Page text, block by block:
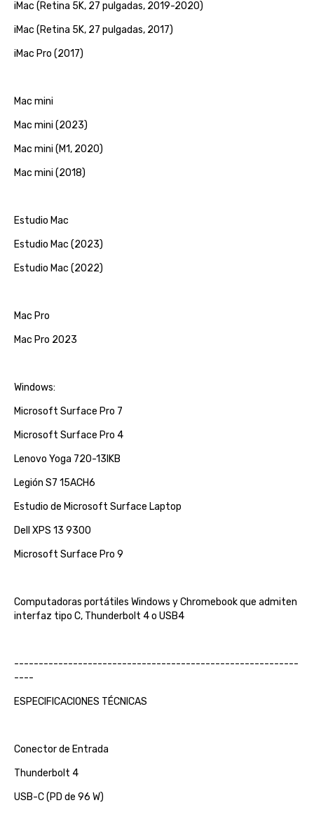
iMac (Retina 5K, 27 pulgadas, 2019-2020)
iMac (Retina 5K, 27 pulgadas, 2017)
iMac Pro (2017)
Mac mini
Mac mini (2023)
Mac mini (M1, 2020)
Mac mini (2018)
Estudio Mac
Estudio Mac (2023)
Estudio Mac (2022)
Mac Pro
Mac Pro 2023
Windows:
Microsoft Surface Pro 7
Microsoft Surface Pro 4
Lenovo Yoga 720-13IKB
Legión S7 15ACH6
Estudio de Microsoft Surface Laptop
Dell XPS 13 9300
Microsoft Surface Pro 9
Computadoras portátiles Windows y Chromebook que admiten
interfaz tipo C, Thunderbolt 4 o USB4
----------------------------------------------------------
----
ESPECIFICACIONES TÉCNICAS
Conector de Entrada
Thunderbolt 4
USB-C (PD de 96 W)